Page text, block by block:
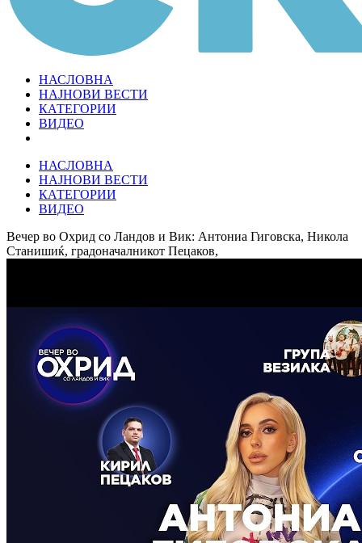
НАСЛОВНА
НАЈНОВИ ВЕСТИ
КАТЕГОРИИ
ВИДЕО
НАСЛОВНА
НАЈНОВИ ВЕСТИ
КАТЕГОРИИ
ВИДЕО
Вечер во Охрид со Ландов и Вик: Антониа Гиговска, Никола
Станишиќ, градоначалникот Пецаков,